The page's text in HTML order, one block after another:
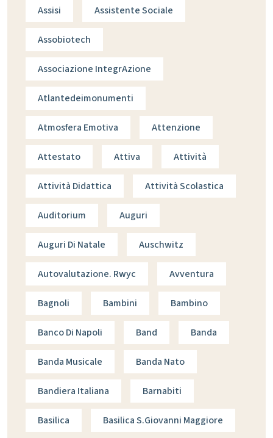
Assisi Assistente Sociale
Assobiotech
Associazione IntegrAzione
Atlantedeimonumenti
Atmosfera Emotiva Attenzione
Attestato Attiva Attività
Attività Didattica Attività Scolastica
Auditorium Auguri
Auguri Di Natale Auschwitz
Autovalutazione. Rwyc Avventura
Bagnoli Bambini Bambino
Banco Di Napoli Band Banda
Banda Musicale Banda Nato
Bandiera Italiana Barnabiti
Basilica Basilica S.giovanni Maggiore